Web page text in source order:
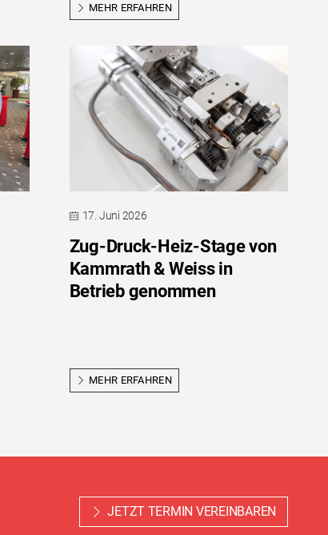
MEHR ERFAHREN
17. Juni 2026
Zug-Druck-Heiz-Stage von
Kammrath & Weiss in
Betrieb genommen
MEHR ERFAHREN
JETZT TERMIN VEREINBAREN